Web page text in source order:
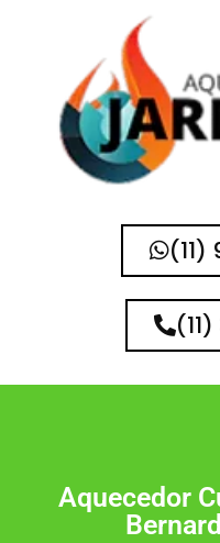
(11)
Aquecedor